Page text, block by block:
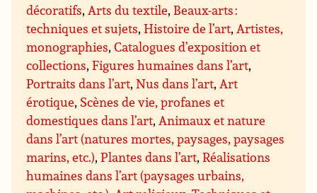
décoratifs,Arts du textile, Beaux-arts :
techniques et sujets,Histoire de l’art,Artistes,
monographies,Catalogues d’exposition et
collections,Figures humaines dans l’art,
Portraits dans l’art,Nus dans l’art,Art
érotique, Scènes de vie, profanes et
domestiques dans l’art,Animaux et nature
dans l’art (natures mortes, paysages, paysages
marins, etc.),Plantes dans l’art,Réalisations
humaines dans l’art (paysages urbains,